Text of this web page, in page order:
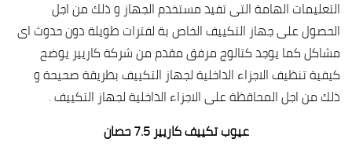
التعليمات الهامة التى تفيد مستخدم الجهاز و ذلك من اجل
الحصول على جهاز التكييف الخاص بة لفترات طويلة دون حدوث اى
مشاكل كما يوجد كتالوج مرفق مقدم من شركة كاريير يوضح
كيفية تنظيف الاجزاء الداخلية لجهاز التكييف بطريقة صحيحة و
ذلك من اجل المحاقظة على الاجزاء الداخلية لجهاز التكييف .
عيوب تكييف كاريير 7.5 حصان